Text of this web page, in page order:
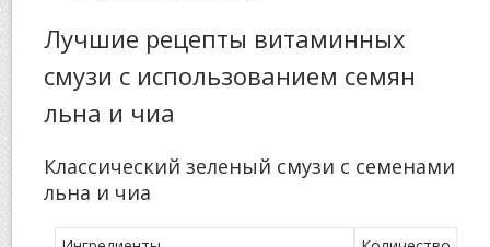
Лучшие рецепты витаминных
смузи с использованием семян
льна и чиа
Классический зеленый смузи с семенами
льна и чиа